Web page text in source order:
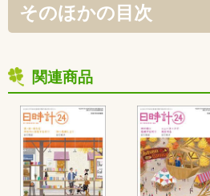
そのほかの目次
関連商品